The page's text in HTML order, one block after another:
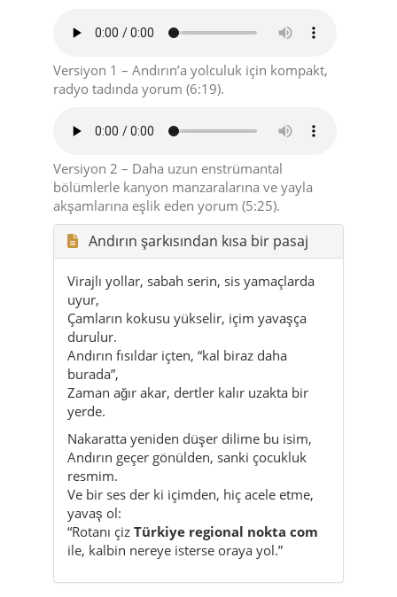
Versiyon 1 – Andırın’a yolculuk için kompakt,
radyo tadında yorum (6:19).
Versiyon 2 – Daha uzun enstrümantal
bölümlerle kanyon manzaralarına ve yayla
akşamlarına eşlik eden yorum (5:25).
Andırın şarkısından kısa bir pasaj
Virajlı yollar, sabah serin, sis yamaçlarda
uyur,
Çamların kokusu yükselir, içim yavaşça
durulur.
Andırın fısıldar içten, “kal biraz daha
burada”,
Zaman ağır akar, dertler kalır uzakta bir
yerde.
Nakaratta yeniden düşer dilime bu isim,
Andırın geçer gönülden, sanki çocukluk
resmim.
Ve bir ses der ki içimden, hiç acele etme,
yavaş ol:
“Rotanı çiz Türkiye regional nokta com
ile, kalbin nereye isterse oraya yol.”